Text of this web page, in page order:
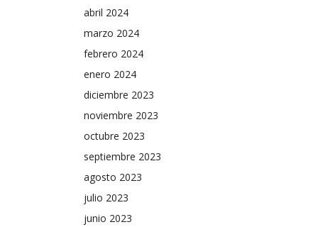
abril 2024
marzo 2024
febrero 2024
enero 2024
diciembre 2023
noviembre 2023
octubre 2023
septiembre 2023
agosto 2023
julio 2023
junio 2023